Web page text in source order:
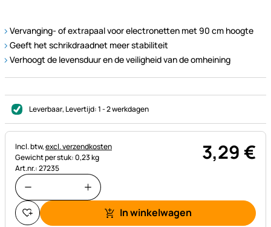
Vervanging- of extrapaal voor electronetten met 90 cm hoogte
Geeft het schrikdraadnet meer stabiliteit
Verhoogt de levensduur en de veiligheid van de omheining
Leverbaar, Levertijd:1 - 2 werkdagen
Belastinginformatie:
Incl. btw,excl. verzendkosten
Gewicht per stuk: 0,23 kg
Art.nr.: 27235
3,29€
In winkelwagen